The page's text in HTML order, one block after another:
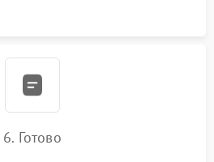
6. Готово